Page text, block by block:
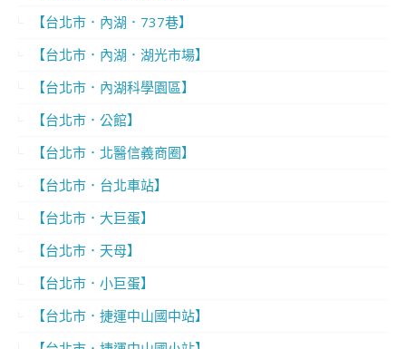
【台北市．內湖．737巷】
【台北市．內湖．湖光市場】
【台北市．內湖科學園區】
【台北市．公館】
【台北市．北醫信義商圈】
【台北市．台北車站】
【台北市．大巨蛋】
【台北市．天母】
【台北市．小巨蛋】
【台北市．捷運中山國中站】